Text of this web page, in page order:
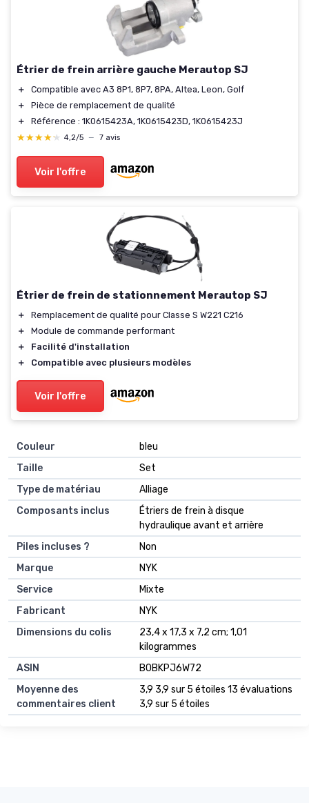
Étrier de frein arrière gauche Merautop SJ
＋
Compatible avec A3 8P1, 8P7, 8PA, Altea, Leon, Golf
＋
Pièce de remplacement de qualité
＋
Référence : 1K0615423A, 1K0615423D, 1K0615423J
★★★★★
★★★★★ 4,2/5 — 7 avis
Voir l'offre
Étrier de frein de stationnement Merautop SJ
＋
Remplacement de qualité pour Classe S W221 C216
＋
Module de commande performant
＋
Facilité d'installation
＋
Compatible avec plusieurs modèles
Voir l'offre
Couleur
‎bleu
Taille
‎Set
Type de matériau
‎Alliage
Composants inclus
‎Étriers de frein à disque
hydraulique avant et arrière
Piles incluses ?
‎Non
Marque
‎NYK
Service
‎Mixte
Fabricant
‎NYK
Dimensions du colis
‎23,4 x 17,3 x 7,2 cm; 1,01
kilogrammes
ASIN
‎B0BKPJ6W72
Moyenne des
commentaires client
3,9 3,9 sur 5 étoiles 13 évaluations
3,9 sur 5 étoiles